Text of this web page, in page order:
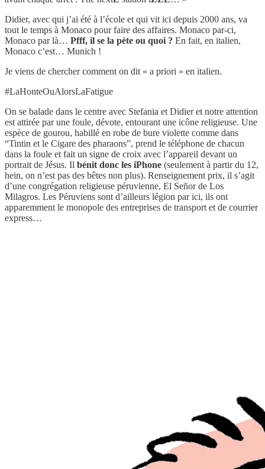
Didier, avec qui j’ai été à l’école et qui vit ici depuis 2000 ans, va
tout le temps à Monaco pour faire des affaires. Monaco par-ci,
Monaco par là… Pfff, il se la pète ou quoi ? En fait, en italien,
Monaco c’est… Munich !
Je viens de chercher comment on dit « a priori » en italien.
#LaHonteOuAlorsLaFatigue
On se balade dans le centre avec Stefania et Didier et notre attention
est attirée par une foule, dévote, entourant une icône religieuse. Une
espèce de gourou, habillé en robe de bure violette comme dans
“Tintin et le Cigare des pharaons”, prend le téléphone de chacun
dans la foule et fait un signe de croix avec l’appareil devant un
portrait de Jésus. Il bénit donc les iPhone (seulement à partir du 12,
hein, on n’est pas des bêtes non plus). Renseignement prix, il s’agit
d’une congrégation religieuse péruvienne, El Señor de Los
Milagros. Les Péruviens sont d’ailleurs légion par ici, ils ont
apparemment le monopole des entreprises de transport et de courrier
express…